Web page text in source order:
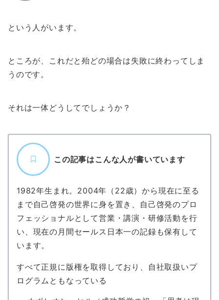
という人がいます。
ところが、これだと殆どの場合は失敗に終わってしま
うのです。
それは一体どうしてでしょうか？
この記事はこんな人が書いています
1982年生まれ。2004年（22歳）から現在に至る
まで自己啓発の世界に身を置き、自己啓発のプロ
フェッショナルとして営業・講演・研修活動を行
い、現在の月間セールス日本一の記録も保有して
います。
すべて正規に版権を取得しており、自社取扱いプ
ログラムともなっている